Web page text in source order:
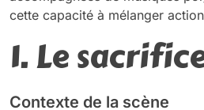
cette capacité à mélanger
1. Le
Contexte de la scène